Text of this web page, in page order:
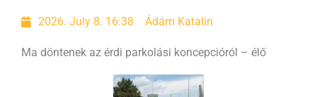
2026. July 8. 16:38 Ádám Katalin
Ma döntenek az érdi parkolási koncepcióról – élő